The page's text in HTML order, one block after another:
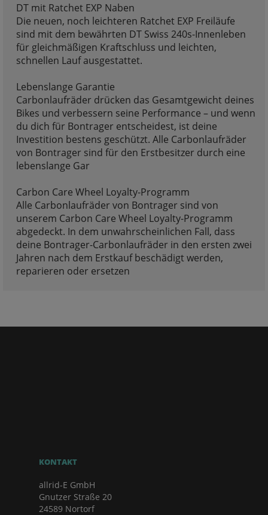
DT mit Ratchet EXP Naben
Die neuen, noch leichteren Ratchet EXP Freiläufe
sind mit dem bewährten DT Swiss 240s-Innenleben
für gleichmäßigen Kraftschluss und leichten,
schnellen Lauf ausgestattet.
Lebenslange Garantie
Carbonlaufräder drücken das Gesamtgewicht deines
Bikes und verbessern seine Performance – und wenn
du dich für Bontrager entscheidest, ist deine
Investition bestens geschützt. Alle Carbonlaufräder
von Bontrager sind für den Erstbesitzer durch eine
lebenslange Gar
Carbon Care Wheel Loyalty-Programm
Alle Carbonlaufräder von Bontrager sind von
unserem Carbon Care Wheel Loyalty-Programm
abgedeckt. In dem unwahrscheinlichen Fall, dass
deine Bontrager-Carbonlaufräder in den ersten zwei
Jahren nach dem Erstkauf beschädigt werden,
reparieren oder ersetzen
KONTAKT
allrid-E GmbH
Gnutzer Straße 20
24589 Nortorf